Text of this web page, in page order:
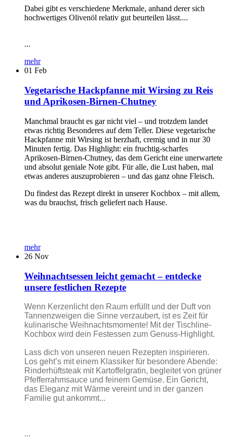
Dabei gibt es verschiedene Merkmale, anhand derer sich
hochwertiges Olivenöl relativ gut beurteilen lässt....
...
mehr
01 Feb
Vegetarische Hackpfanne mit Wirsing zu Reis
und Aprikosen-Birnen-Chutney
Manchmal braucht es gar nicht viel – und trotzdem landet
etwas richtig Besonderes auf dem Teller. Diese vegetarische
Hackpfanne mit Wirsing ist herzhaft, cremig und in nur 30
Minuten fertig. Das Highlight: ein fruchtig-scharfes
Aprikosen-Birnen-Chutney, das dem Gericht eine unerwartete
und absolut geniale Note gibt. Für alle, die Lust haben, mal
etwas anderes auszuprobieren – und das ganz ohne Fleisch.
Du findest das Rezept direkt in unserer Kochbox – mit allem,
was du brauchst, frisch geliefert nach Hause.
mehr
26 Nov
Weihnachtsessen leicht gemacht – entdecke
unsere festlichen Rezepte
Wenn Kerzenlicht den Raum erfüllt und der Duft von
Tannenzweigen die Sinne verzaubert, ist es Zeit für
kulinarische Weihnachtsmomente! Mit der Tischline-
Kochbox wird dein Festessen zum Genuss-Highlight.
Lass dich von unseren neuen Rezepten inspirieren.
Los geht’s mit einem Klassiker für besondere Abende:
Rinderhüftsteak mit Kartoffelgratin, begleitet von grüner
Pfefferrahmsauce und feinem Gemüse. Ein Gericht,
das Eleganz mit Wärme vereint und in der ganzen
Familie gut ankommt...
...